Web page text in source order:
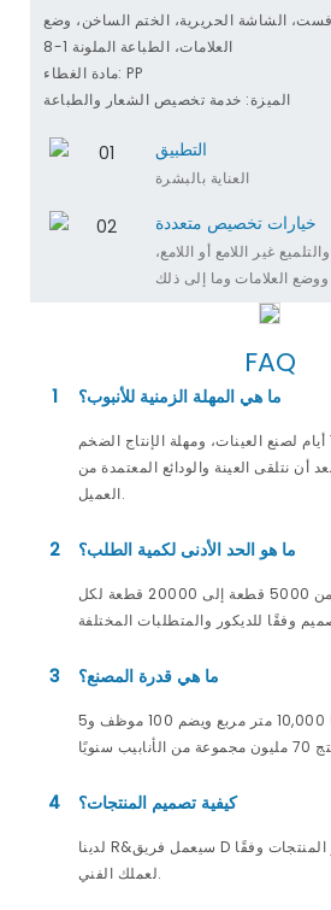
الشاشة الحريرية، الختم الساخن، وضع
العلامات، الطباعة الملونة 1-8
مادة الغطاء: PP
الميزة: خدمة تخصيص الشعار والطباعة
التطبيق
العناية بالبشرة
خيارات تخصيص متعددة
غير اللامع أو اللامع،
ووضع العلامات وما إلى ذلك
FAQ
1 ما هي المهلة الزمنية للأنبوب؟
سوف يستغرق الأمر 7 أيام لصنع العينات، ومهلة الإنتاج الضخم
عمل بعد أن نتلقى العينة والودائع المعتمدة من
العميل.
2 ما هو الحد الأدنى لكمية الطلب؟
يتراوح موك لدينا من 5000 قطعة إلى 20000 قطعة لكل
3 ما هي قدرة المصنع؟
تبلغ مساحة مصنعنا 10,000 متر مربع ويضم 100 موظف و5
4 كيفية تصميم المنتجات؟
لدينا R&سيعمل فريق D مع المصممين لتطوير المنتجات وفقًا
لعملك الفني.